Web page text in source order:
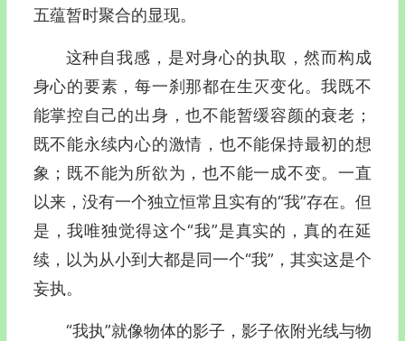
五蕴暂时聚合的显现。
这种自我感，是对身心的执取，然而构成
身心的要素，每一刹那都在生灭变化。我既不
能掌控自己的出身，也不能暂缓容颜的衰老；
既不能永续内心的激情，也不能保持最初的想
象；既不能为所欲为，也不能一成不变。一直
以来，没有一个独立恒常且实有的“我”存在。但
是，我唯独觉得这个“我”是真实的，真的在延
续，以为从小到大都是同一个“我”，其实这是个
妄执。
“我执”就像物体的影子，影子依附光线与物